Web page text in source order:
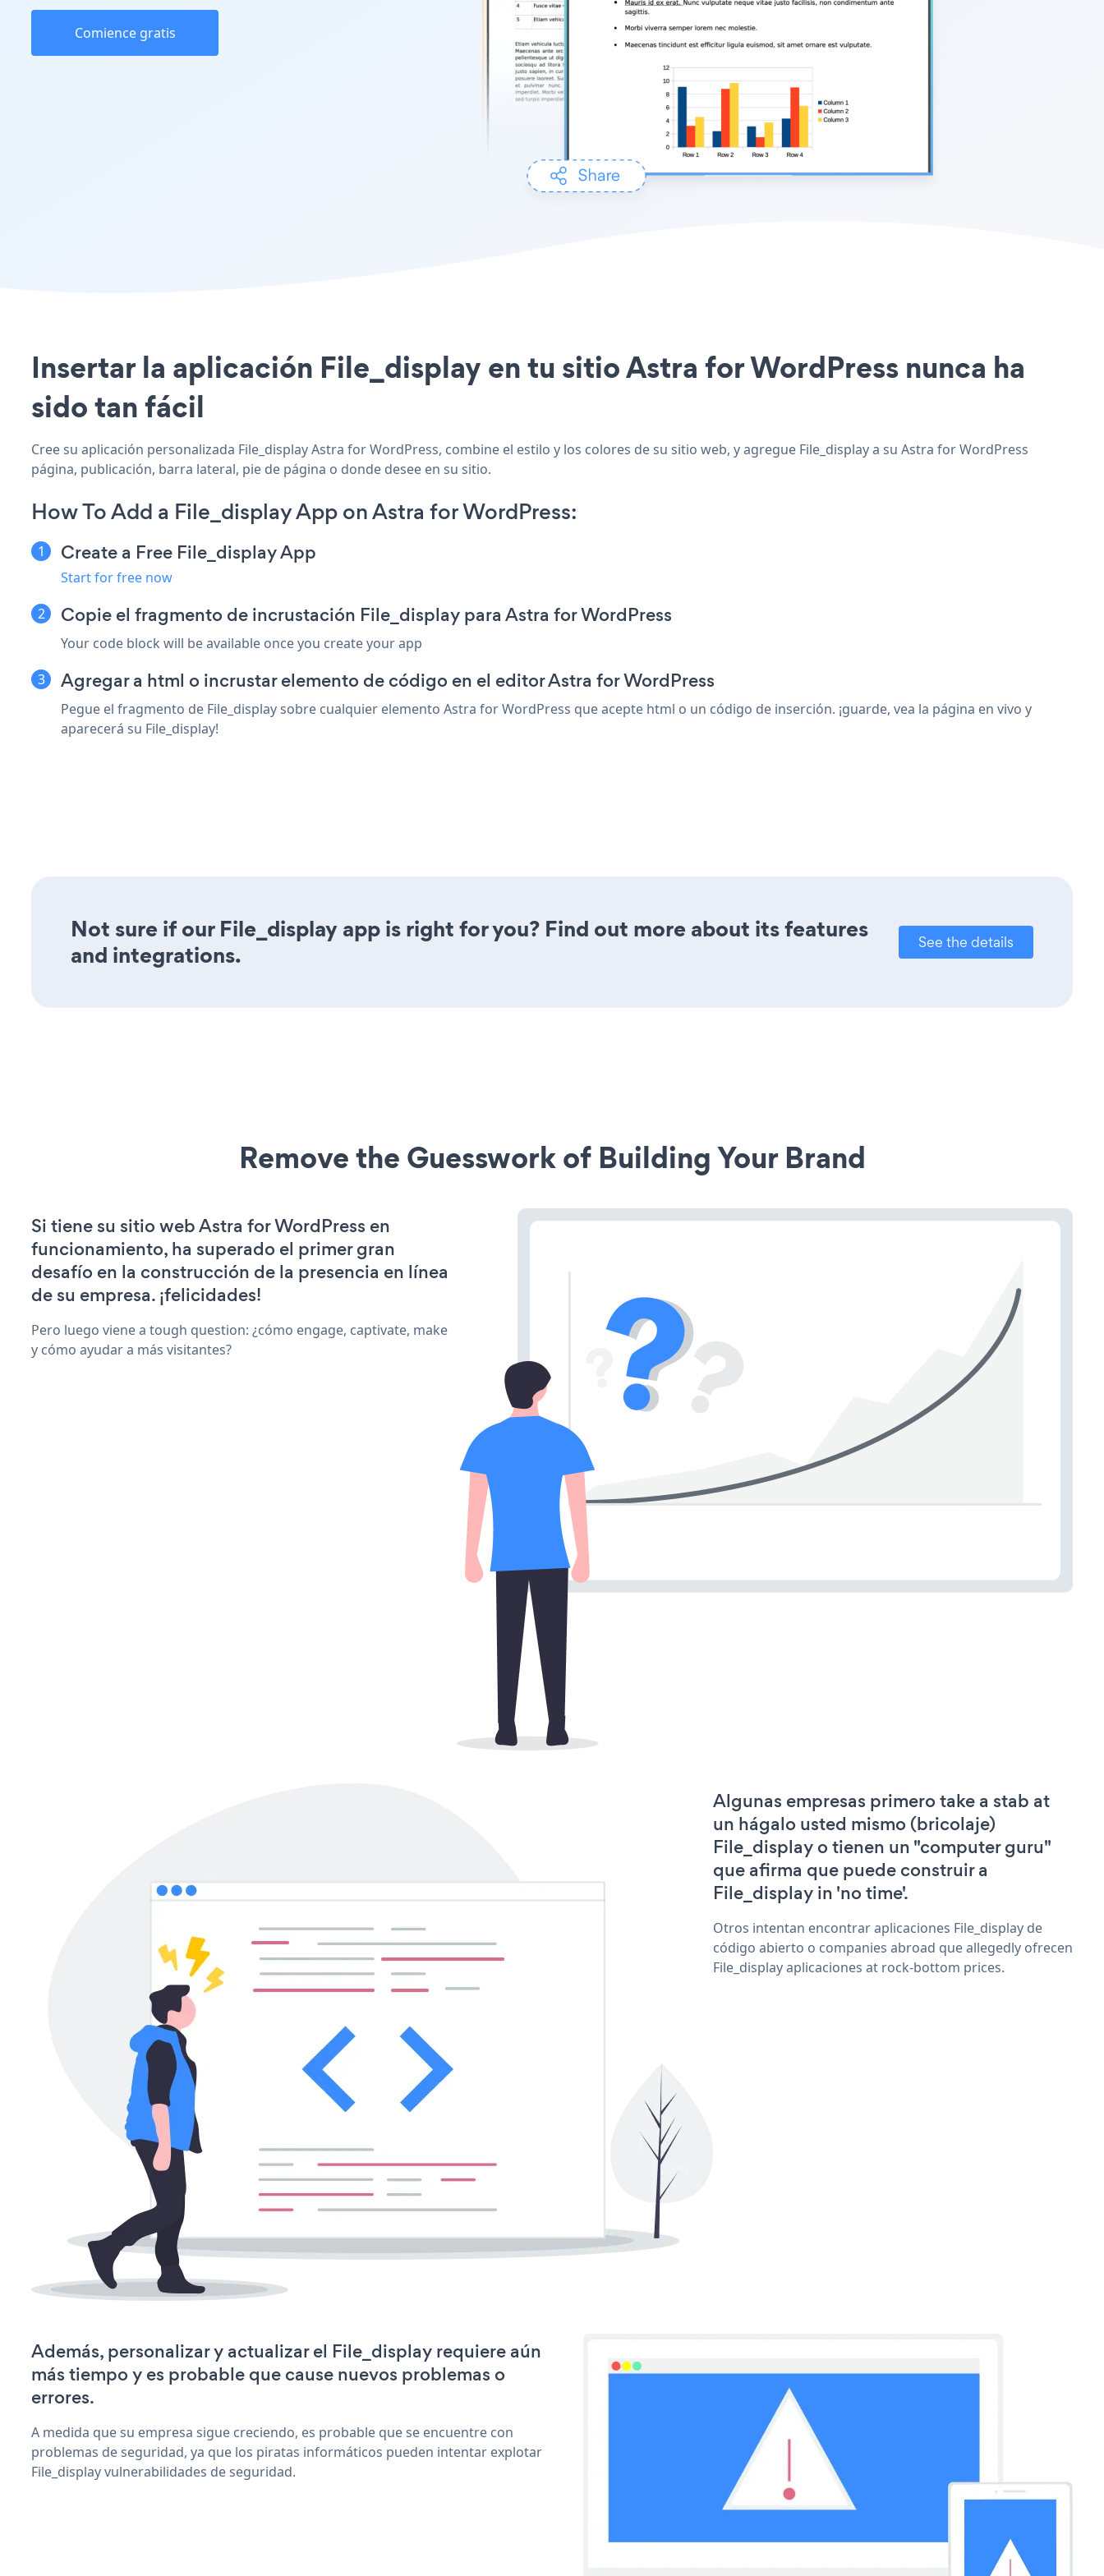
Comience gratis
Insertar la aplicación File_display en tu sitio Astra for WordPress nunca ha
sido tan fácil
Cree su aplicación personalizada File_display Astra for WordPress, combine el estilo y los colores de su sitio web, y agregue File_display a su Astra for WordPress
página, publicación, barra lateral, pie de página o donde desee en su sitio.
How To Add a File_display App on Astra for WordPress:
Create a Free File_display App
Start for free now
Copie el fragmento de incrustación File_display para Astra for WordPress
Your code block will be available once you create your app
Agregar a html o incrustar elemento de código en el editor Astra for WordPress
Pegue el fragmento de File_display sobre cualquier elemento Astra for WordPress que acepte html o un código de inserción. ¡guarde, vea la página en vivo y
aparecerá su File_display!
Not sure if our File_display app is right for you? Find out more about its features
and integrations.
See the details
Remove the Guesswork of Building Your Brand
Si tiene su sitio web Astra for WordPress en
funcionamiento, ha superado el primer gran
desafío en la construcción de la presencia en línea
de su empresa. ¡felicidades!
Pero luego viene a tough question: ¿cómo engage, captivate, make
y cómo ayudar a más visitantes?
Algunas empresas primero take a stab at
un hágalo usted mismo (bricolaje)
File_display o tienen un "computer guru"
que afirma que puede construir a
File_display in 'no time'.
Otros intentan encontrar aplicaciones File_display de
código abierto o companies abroad que allegedly ofrecen
File_display aplicaciones at rock-bottom prices.
Además, personalizar y actualizar el File_display requiere aún
más tiempo y es probable que cause nuevos problemas o
errores.
A medida que su empresa sigue creciendo, es probable que se encuentre con
problemas de seguridad, ya que los piratas informáticos pueden intentar explotar
File_display vulnerabilidades de seguridad.